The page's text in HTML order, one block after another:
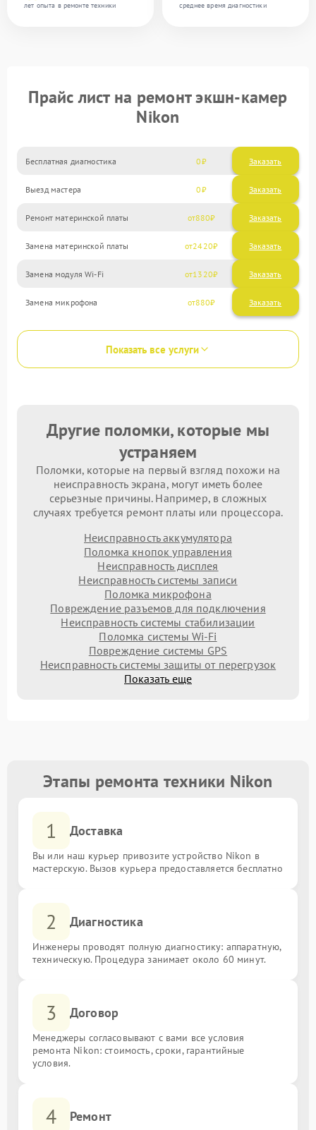
лет опыта в ремонте техники
среднее время диагностики
Прайс лист на ремонт экшн-камер
Nikon
Бесплатная диагностика 0 Заказать
Выезд мастера 0 Заказать
Ремонт материнской платы 880
Замена материнской платы 2420
Замена модуля Wi-Fi 1320
Замена микрофона 880
Показать все услуги
Другие поломки, которые мы
устраняем
Поломки, которые на первый взгляд похожи на
неисправность экрана, могут иметь более
серьезные причины. Например, в сложных
случаях требуется ремонт платы или процессора.
Неисправность аккумулятора
Поломка кнопок управления
Неисправность дисплея
Неисправность системы записи
Поломка микрофона
Повреждение разъемов для подключения
Неисправность системы стабилизации
Поломка системы Wi-Fi
Повреждение системы GPS
Неисправность системы защиты от перегрузок
Показать еще
Этапы ремонта техники Nikon
1 Доставка
Вы или наш курьер привозите устройство Nikon в
мастерскую. Вызов курьера предоставляется бесплатно
2 Диагностика
Инженеры проводят полную диагностику: аппаратную,
техническую. Процедура занимает около 60 минут.
3 Договор
Менеджеры согласовывают с вами все условия
ремонта Nikon: стоимость, сроки, гарантийные
условия.
4 Ремонт